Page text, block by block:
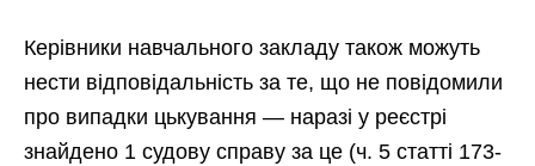
Керівники навчального закладу також можуть
нести відповідальність за те, що не повідомили
про випадки цькування — наразі у реєстрі
знайдено 1 судову справу за це (ч. 5 статті 173-